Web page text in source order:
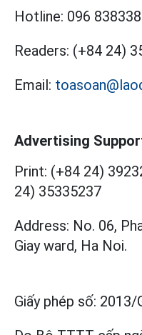
Hotline: 096
Readers: (+84 24)
Email:
Advertising
Print: (+84 24)
24) 35335237
Address: No. 06,
Giay ward, Ha Noi.
Giấy phép số: 2013/